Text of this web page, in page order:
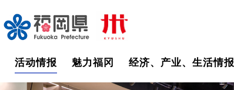
活动情报 魅力福冈 经济、产业、生活情报